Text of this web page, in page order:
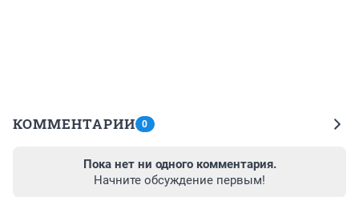
КОММЕНТАРИИ 0
Пока нет ни одного комментария.
Начните обсуждение первым!